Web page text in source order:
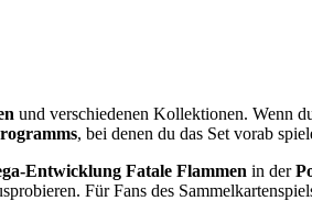
und verschiedenen Kollektionen. Wenn
, bei denen du das Set vorab
Entwicklung Fatale Flammen in der
Für Fans des